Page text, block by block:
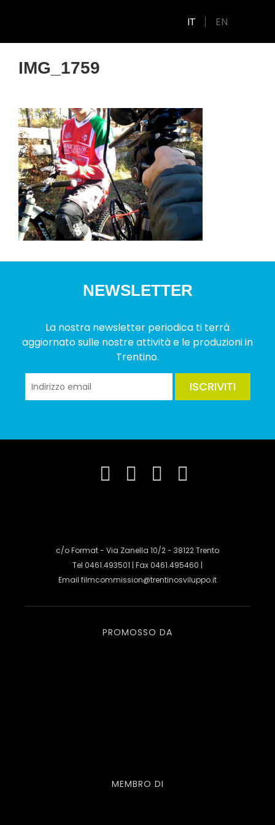
IT EN
IMG_1759
NEWSLETTER
La nostra newsletter periodica ti terrà
aggiornato sulle nostre attività e le produzioni in
Trentino.
ISCRIVITI
c/o Format - Via Zanella 10/2 - 38122 Trento
Tel 0461.493501 | Fax 0461.495460 |
Email filmcommission@trentinosviluppo.it
PROMOSSO DA
MEMBRO DI